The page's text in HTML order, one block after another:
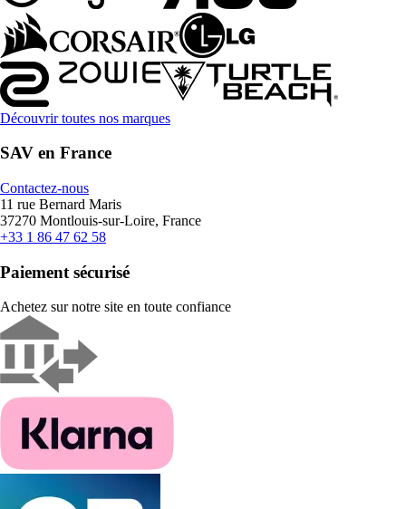
Découvrir toutes nos marques
SAV en France
Contactez-nous
11 rue Bernard Maris
37270 Montlouis-sur-Loire, France
+33 1 86 47 62 58
Paiement sécurisé
Achetez sur notre site en toute confiance